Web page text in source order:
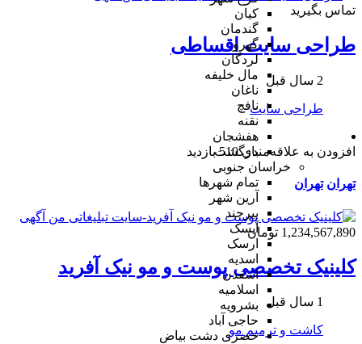
کیان
گندمان
گهرو
لردگان
مال خلیفه
ناغان
نافچ
نقنه
هفشجان
بازگشت
خراسان جنوبی
تمام شهر‌ها
آرین شهر
بیرجند
آیسک
ارسک
اسدیه
اسفدن
اسلامیه
بشرویه
حاجی آباد
خضری دشت بیاض
تماس بگیرید
طراحی سایت اقساطی
2 سال قبل
طراحی سایت
افزودن به علاقه‌مندی 510 بازدید
تهران تهران
1,234,567,890 تومان
کلینیک تخصصی پوست و مو نیک آفرید
1 سال قبل
کاشت و ترمیم مو